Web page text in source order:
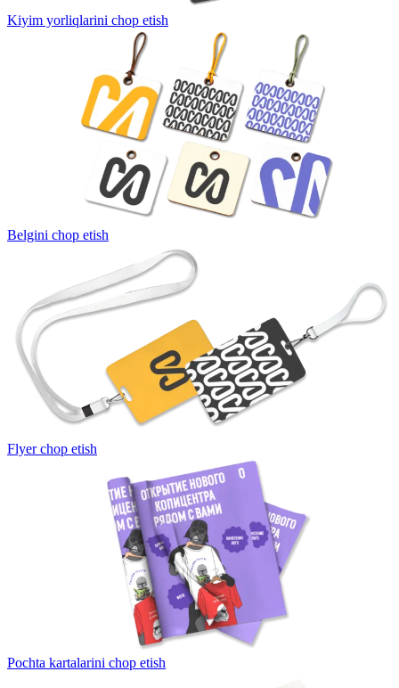
Kiyim yorliqlarini chop etish
Belgini chop etish
Flyer chop etish
Pochta kartalarini chop etish